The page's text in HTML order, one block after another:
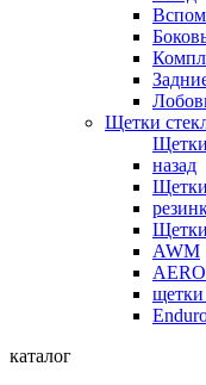
Щетки
Щетки
назад
AWM
каталог